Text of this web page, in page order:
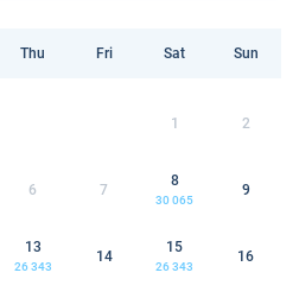
Thu Fri Sat Sun
1 2
6 7
8
30 065
9
13
26 343
14
15
26 343
16